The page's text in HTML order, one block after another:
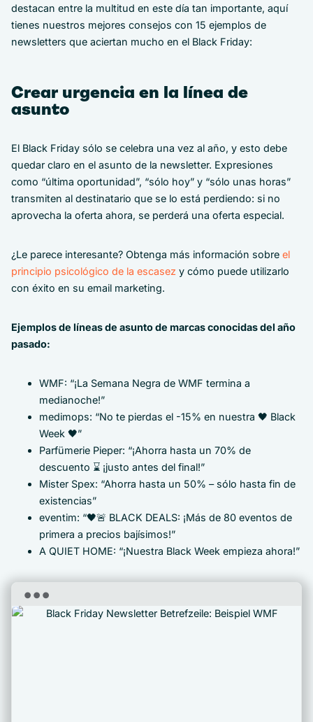
destacan entre la multitud en este día tan importante, aquí
tienes nuestros mejores consejos con 15 ejemplos de
newsletters que aciertan mucho en el Black Friday:
Crear urgencia en la línea de
asunto
El Black Friday sólo se celebra una vez al año, y esto debe
quedar claro en el asunto de la newsletter. Expresiones
como “última oportunidad”, “sólo hoy” y “sólo unas horas”
transmiten al destinatario que se lo está perdiendo: si no
aprovecha la oferta ahora, se perderá una oferta especial.
¿Le parece interesante? Obtenga más información sobre el
principio psicológico de la escasez y cómo puede utilizarlo
con éxito en su email marketing.
Ejemplos de líneas de asunto de marcas conocidas del año
pasado:
WMF: “¡La Semana Negra de WMF termina a
medianoche!”
medimops: “No te pierdas el -15% en nuestra 🖤 Black
Week 🖤”
Parfümerie Pieper: “¡Ahorra hasta un 70% de
descuento ⌛ ¡justo antes del final!”
Mister Spex: “Ahorra hasta un 50% – sólo hasta fin de
existencias”
eventim: “🖤🚨 BLACK DEALS: ¡Más de 80 eventos de
primera a precios bajísimos!”
A QUIET HOME: “¡Nuestra Black Week empieza ahora!”